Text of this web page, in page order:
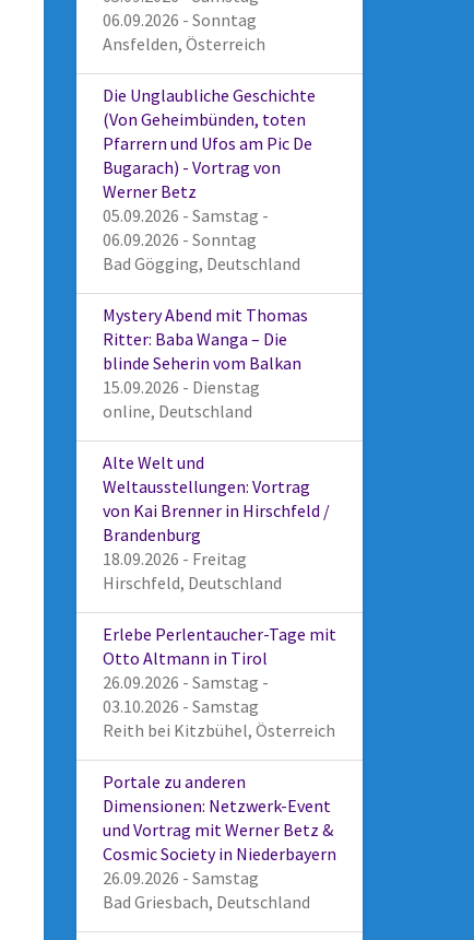
06.09.2026 - Sonntag
Ansfelden, Österreich
Die Unglaubliche Geschichte
(Von Geheimbünden, toten
Pfarrern und Ufos am Pic De
Bugarach) - Vortrag von
Werner Betz
05.09.2026 - Samstag -
06.09.2026 - Sonntag
Bad Gögging, Deutschland
Mystery Abend mit Thomas
Ritter: Baba Wanga – Die
blinde Seherin vom Balkan
15.09.2026 - Dienstag
online, Deutschland
Alte Welt und
Weltausstellungen: Vortrag
von Kai Brenner in Hirschfeld /
Brandenburg
18.09.2026 - Freitag
Hirschfeld, Deutschland
Erlebe Perlentaucher-Tage mit
Otto Altmann in Tirol
26.09.2026 - Samstag -
03.10.2026 - Samstag
Reith bei Kitzbühel, Österreich
Portale zu anderen
Dimensionen: Netzwerk-Event
und Vortrag mit Werner Betz &
Cosmic Society in Niederbayern
26.09.2026 - Samstag
Bad Griesbach, Deutschland